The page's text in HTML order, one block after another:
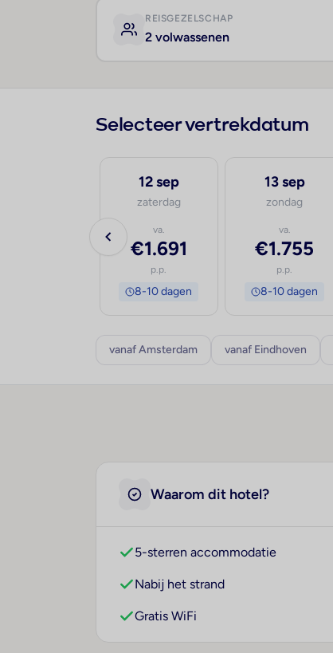
REISGEZELSCHAP
2 volwassenen
Selecteer vertrekdatum
12 sep
zaterdag
va.
€1.691
p.p.
8-10 dagen
13 sep
zondag
va.
€1.755
p.p.
8-10 dagen
vanaf Amsterdam vanaf Eindhoven
Waarom dit hotel?
5-sterren accommodatie
Nabij het strand
Gratis WiFi